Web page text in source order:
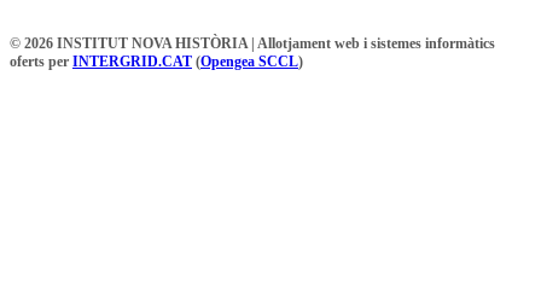
© 2026 INSTITUT NOVA HISTÒRIA | Allotjament web i sistemes informàtics
oferts per INTERGRID.CAT (Opengea SCCL)